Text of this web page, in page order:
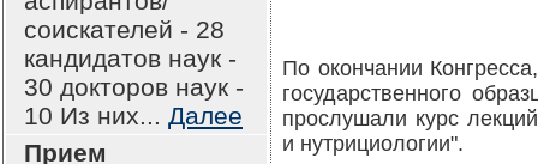
соискателей - 28
кандидатов наук -
30 докторов наук -
10 Из них... Далее
Прием
По окончании
государственного
прослушали курс
и нутрициологии".